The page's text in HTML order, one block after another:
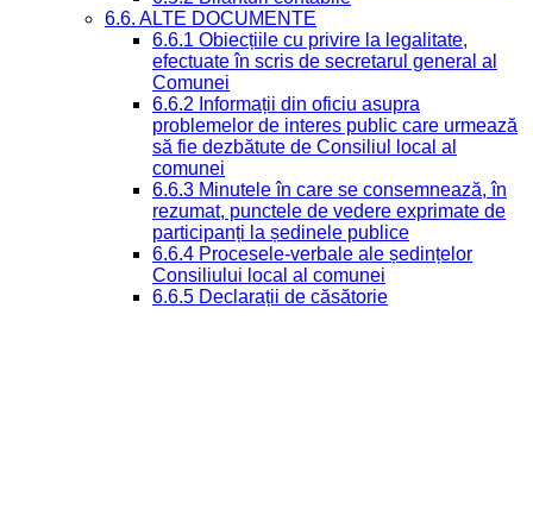
6.6. ALTE DOCUMENTE
6.6.1 Obiecțiile cu privire la legalitate,
efectuate în scris de secretarul general al
Comunei
6.6.2 Informații din oficiu asupra
problemelor de interes public care urmează
să fie dezbătute de Consiliul local al
comunei
6.6.3 Minutele în care se consemnează, în
rezumat, punctele de vedere exprimate de
participanți la ședinele publice
6.6.4 Procesele-verbale ale ședințelor
Consiliului local al comunei
6.6.5 Declarații de căsătorie